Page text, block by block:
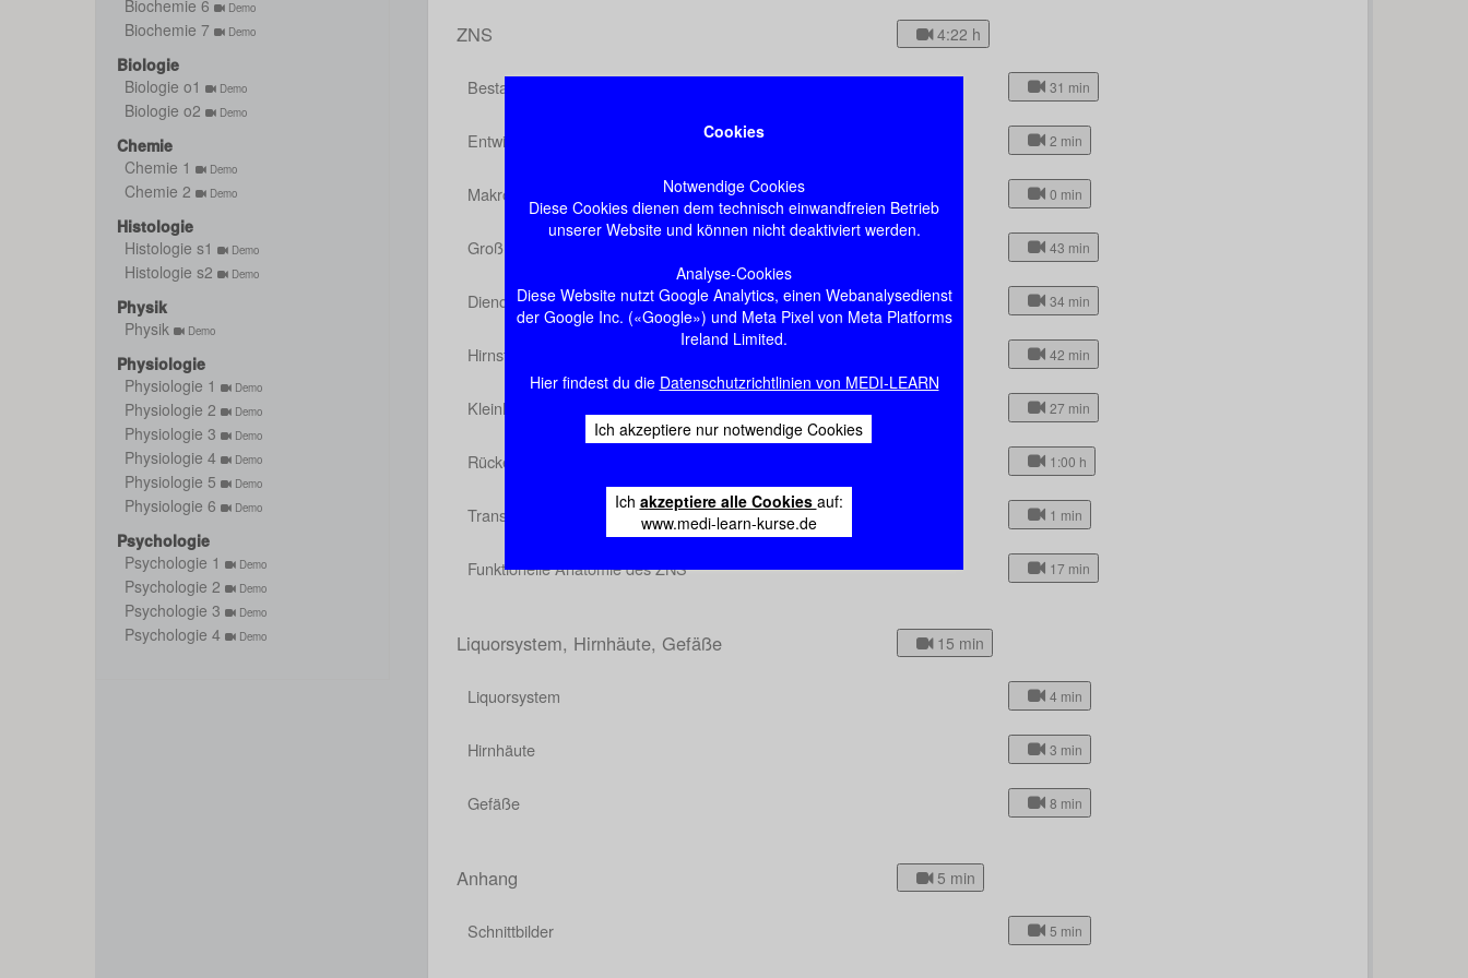
Cookies
Notwendige Cookies
Diese Cookies dienen dem technisch einwandfreien Betrieb
unserer Website und können nicht deaktiviert werden.
Analyse-Cookies
Diese Website nutzt Google Analytics, einen Webanalysedienst
der Google Inc. («Google») und Meta Pixel von Meta Platforms
Ireland Limited.
Hier findest du die Datenschutzrichtlinien von MEDI-LEARN
Ich akzeptiere nur notwendige Cookies
Ich akzeptiere alle Cookies auf:
www.medi-learn-kurse.de
Biochemie 6 Demo
Biochemie 7 Demo
Biologie
Biologie o1
Demo
Biologie o2 Demo
Chemie
Chemie 1
Demo
Chemie 2 Demo
Histologie
Histologie s1
Demo
Histologie s2 Demo
Physik
Physik
Demo
Physiologie
Physiologie 1
Demo
Physiologie 2 Demo
Physiologie 3 Demo
Physiologie 4 Demo
Physiologie 5 Demo
Physiologie 6 Demo
Psychologie
Psychologie 1
Demo
Psychologie 2 Demo
Psychologie 3 Demo
Psychologie 4 Demo
ZNS 4:22 h
Bestandteile und Aufbau des ZNS 31 min
Entwicklung 2 min
Makroskopie des Gehirns 0 min
Großhirn 43 min
Diencephalon 34 min
Hirnstamm 42 min
Kleinhirn 27 min
Rückenmark 1:00 h
Transmitter im ZNS 1 min
Funktionelle Anatomie des ZNS 17 min
Liquorsystem, Hirnhäute, Gefäße 15 min
Liquorsystem 4 min
Hirnhäute 3 min
Gefäße 8 min
Anhang 5 min
Schnittbilder 5 min